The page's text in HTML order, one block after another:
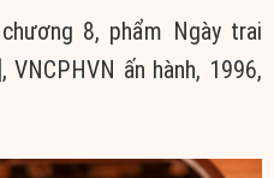
8, phẩm Ngày trai
ấn hành, 1996,